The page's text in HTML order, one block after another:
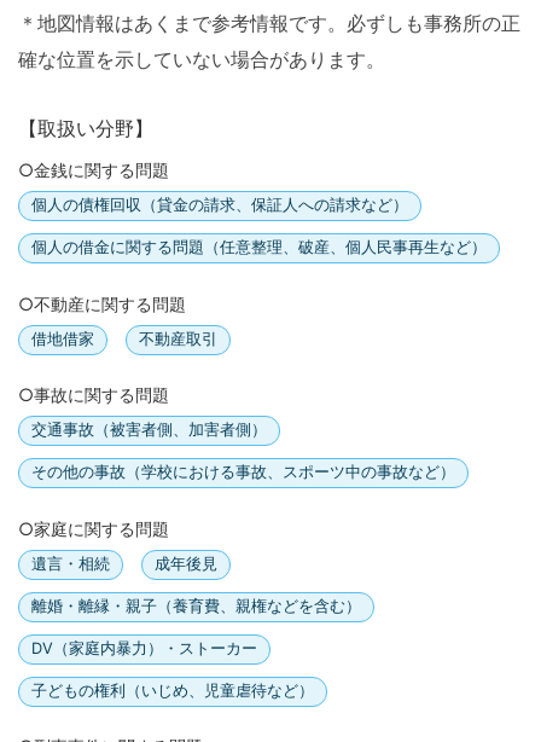
＊地図情報はあくまで参考情報です。必ずしも事務所の正
確な位置を示していない場合があります。
【取扱い分野】
○金銭に関する問題
個人の債権回収（貸金の請求、保証人への請求など）
個人の借金に関する問題（任意整理、破産、個人民事再生など）
○不動産に関する問題
借地借家 不動産取引
○事故に関する問題
交通事故（被害者側、加害者側）
その他の事故（学校における事故、スポーツ中の事故など）
○家庭に関する問題
遺言・相続 成年後見
離婚・離縁・親子（養育費、親権などを含む）
DV（家庭内暴力）・ストーカー
子どもの権利（いじめ、児童虐待など）